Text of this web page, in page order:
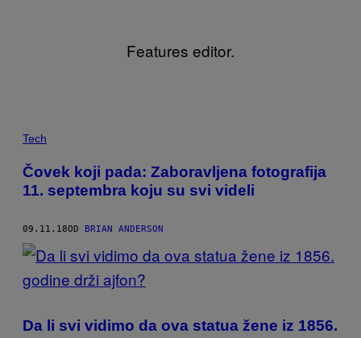
Features editor.
POSTS
BY
THIS
AUTHOR
Tech
Čovek koji pada: Zaboravljena fotografija
11. septembra koju su svi videli
09.11.18OD BRIAN ANDERSON
Da li svi vidimo da ova statua žene iz 1856.